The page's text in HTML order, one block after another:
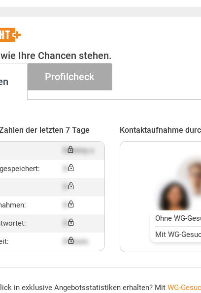
Ihre Chancen stehen.
Profilcheck
der letzten 7 Tage
Dummy x
X hours
Kontaktaufnahme
Ohne WG-
Mit WG-
in exklusive Angebotsstatistiken erhalten? Mit WG-